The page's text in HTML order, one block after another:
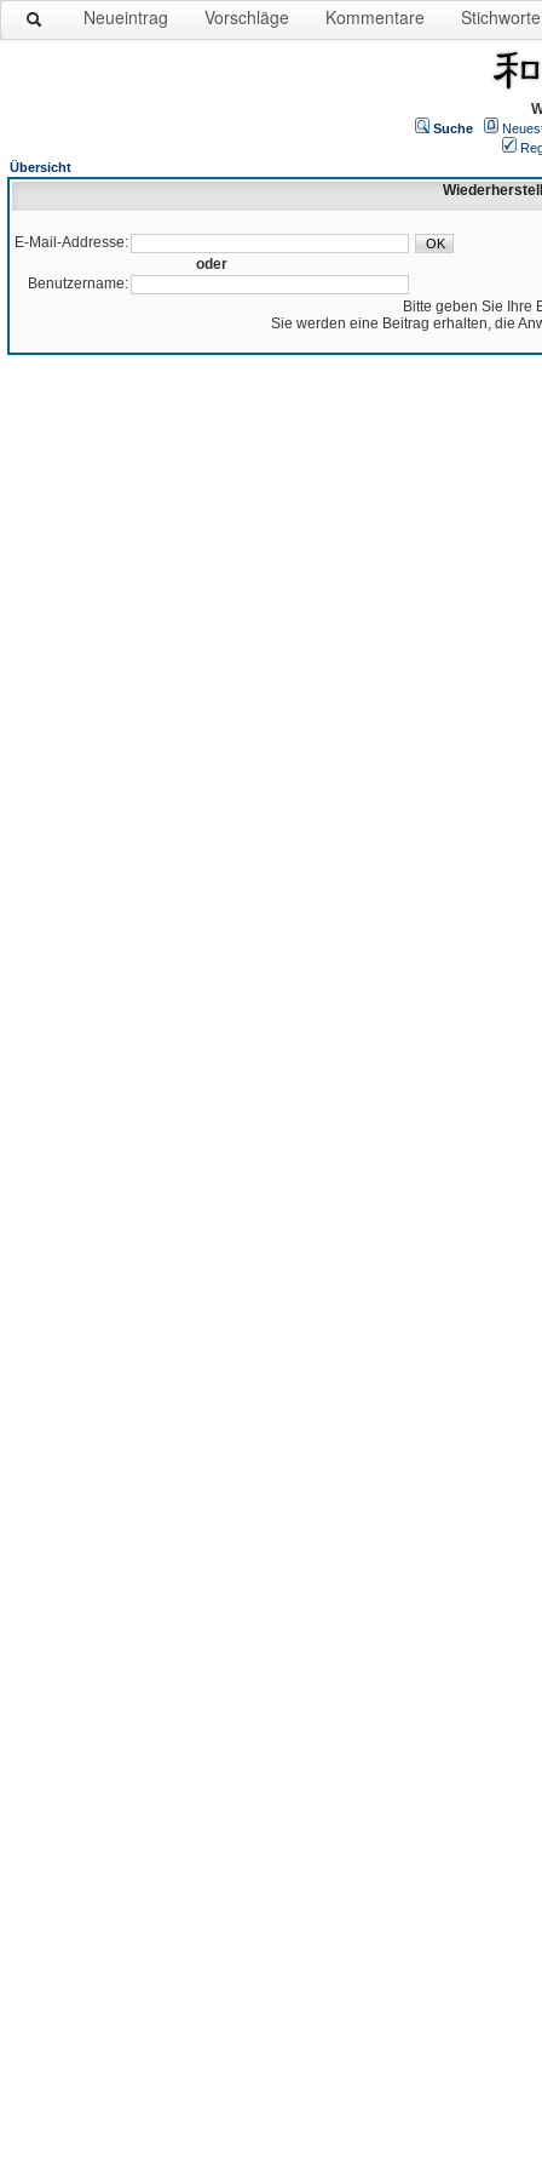
Neueintrag Vorschläge Kommentare Stichworte
Suche
Übersicht
E-Mail-Addresse:
oder
Benutzername:
Bitte geben Sie Ihre
Sie werden eine Beitrag erhalten, die